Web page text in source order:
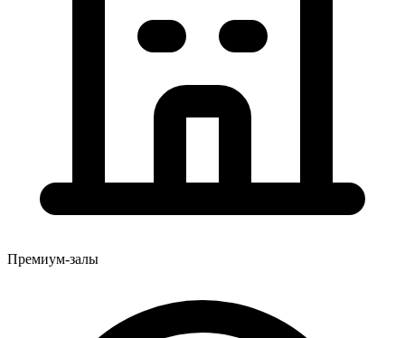
Премиум-залы